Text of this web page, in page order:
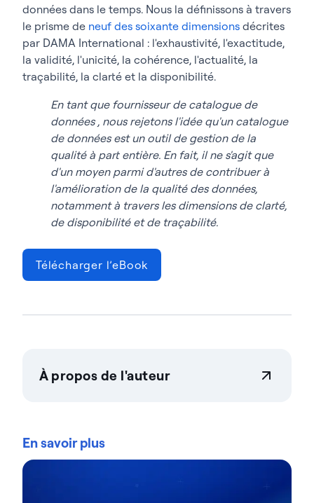
données dans le temps. Nous la définissons à travers
le prisme de neuf des soixante dimensions décrites
par DAMA International : l'exhaustivité, l'exactitude,
la validité, l'unicité, la cohérence, l'actualité, la
traçabilité, la clarté et la disponibilité.
En tant que fournisseur de catalogue de
données , nous rejetons l'idée qu'un catalogue
de données est un outil de gestion de la
qualité à part entière. En fait, il ne s'agit que
d'un moyen parmi d'autres de contribuer à
l'amélioration de la qualité des données,
notamment à travers les dimensions de clarté,
de disponibilité et de traçabilité.
Télécharger l’eBook
À propos de l'auteur
que soit leur ampleur. Les organisations font
confiance aux solutions gestion des données
En savoir plus